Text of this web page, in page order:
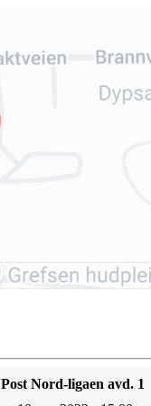
Post Nord-ligaen avd. 1